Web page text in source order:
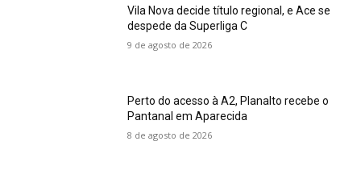
Vila Nova decide título regional, e Ace se
despede da Superliga C
9 de agosto de 2026
Perto do acesso à A2, Planalto recebe o
Pantanal em Aparecida
8 de agosto de 2026